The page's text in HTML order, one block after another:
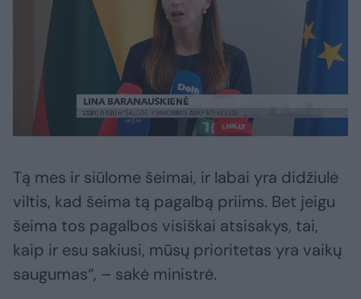
Tą mes ir siūlome šeimai, ir labai yra didžiulė
viltis, kad šeima tą pagalbą priims. Bet jeigu
šeima tos pagalbos visiškai atsisakys, tai,
kaip ir esu sakiusi, mūsų prioritetas yra vaikų
saugumas“, – sakė ministrė.